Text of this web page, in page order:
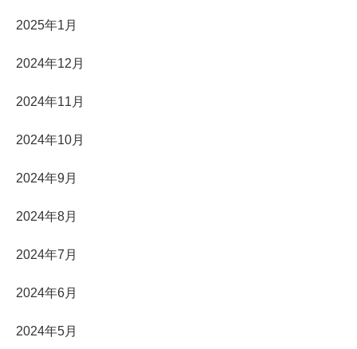
2025年1月
2024年12月
2024年11月
2024年10月
2024年9月
2024年8月
2024年7月
2024年6月
2024年5月